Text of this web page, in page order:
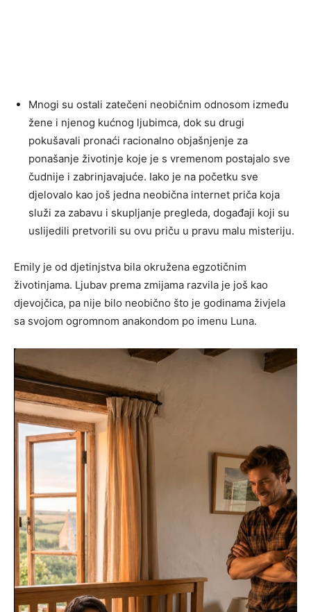
Mnogi su ostali zatečeni neobičnim odnosom između
žene i njenog kućnog ljubimca, dok su drugi
pokušavali pronaći racionalno objašnjenje za
ponašanje životinje koje je s vremenom postajalo sve
čudnije i zabrinjavajuće. Iako je na početku sve
djelovalo kao još jedna neobična internet priča koja
služi za zabavu i skupljanje pregleda, događaji koji su
uslijedili pretvorili su ovu priču u pravu malu misteriju.
Emily je od djetinjstva bila okružena egzotičnim
životinjama. Ljubav prema zmijama razvila je još kao
djevojčica, pa nije bilo neobično što je godinama živjela
sa svojom ogromnom anakondom po imenu Luna.